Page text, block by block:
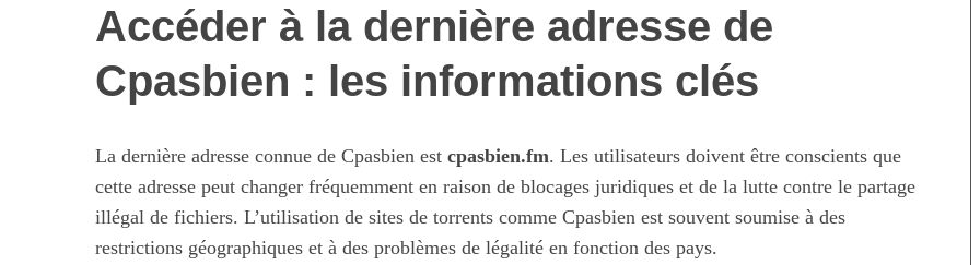
Accéder à la dernière adresse de
Cpasbien : les informations clés
La dernière adresse connue de Cpasbien est cpasbien.fm. Les utilisateurs doivent être conscients que
cette adresse peut changer fréquemment en raison de blocages juridiques et de la lutte contre le partage
illégal de fichiers. L’utilisation de sites de torrents comme Cpasbien est souvent soumise à des
restrictions géographiques et à des problèmes de légalité en fonction des pays.
Les nouvelles technologies
illusion ?
Aliments ultra-transformés